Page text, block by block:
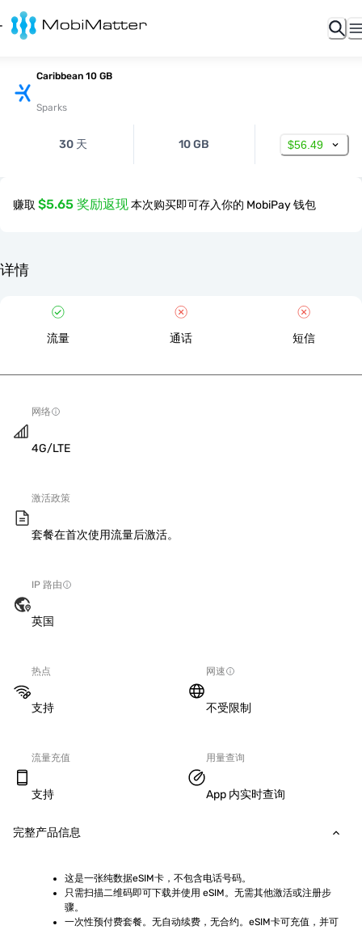
Caribbean 10 GB
Sparks
30 天 10 GB $56.49
赚取 $5.65 奖励返现本次购买即可存入你的 MobiPay 钱包
详情
流量 通话 短信
网络
4G/LTE
激活政策
套餐在首次使用流量后激活。
IP 路由
英国
热点
支持
网速
不受限制
流量充值
支持
用量查询
App 内实时查询
完整产品信息
这是一张纯数据eSIM卡，不包含电话号码。
只需扫描二维码即可下载并使用 eSIM。无需其他激活或注册步
骤。
一次性预付费套餐。无自动续费，无合约。eSIM卡可充值，并可